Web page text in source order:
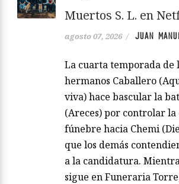
Muertos S. L. en
agosto 07, 2026 / JUAN
La cuarta temporada de
hermanos Caballero
viva) hace bascular la
(Areces) por controlar la
fúnebre hacia Chemi
que los demás
a la candidatura.
sigue en Funeraria